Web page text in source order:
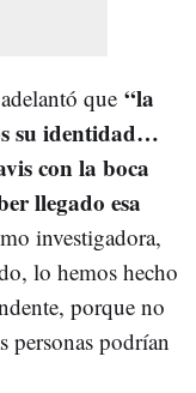
que “la
su identidad…
con la boca
llegado esa
investigadora,
lo hemos hecho
porque no
personas podrían